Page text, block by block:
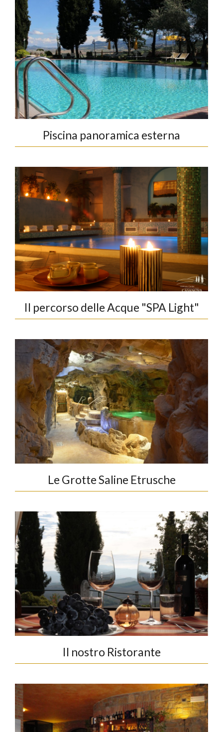
Piscina panoramica esterna
Il percorso delle Acque "SPA Light"
Le Grotte Saline Etrusche
Il nostro Ristorante